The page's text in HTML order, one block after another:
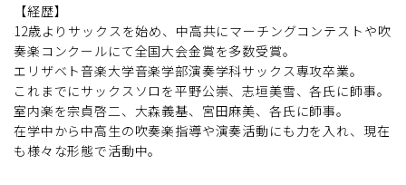
【経歴】
12歳よりサックスを始め、中高共にマーチングコンテストや吹
奏楽コンクールにて全国大会金賞を多数受賞。
エリザベト音楽大学音楽学部演奏学科サックス専攻卒業。
これまでにサックスソロを平野公崇、志垣美雪、各氏に師事。
室内楽を宗貞啓二、大森義基、宮田麻美、各氏に師事。
在学中から中高生の吹奏楽指導や演奏活動にも力を入れ、現在
も様々な形態で活動中。